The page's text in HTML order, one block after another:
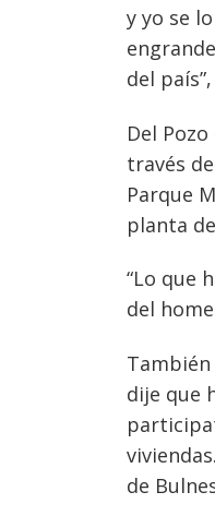
y yo se
del
Del
través
Parque
planta
“Lo que
del
También
dije que
de